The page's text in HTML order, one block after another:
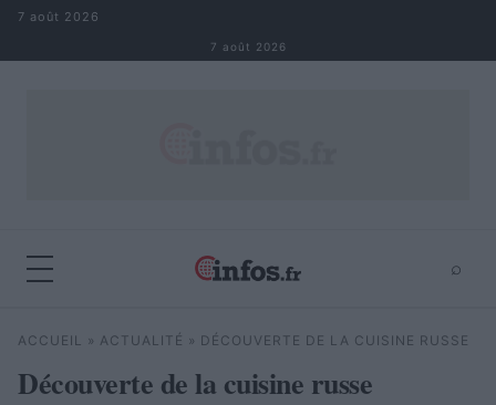
Aller au contenu
7 août 2026
7 août 2026
⌕
Rechercher ⌕ ×
ACCUEIL » ACTUALITÉ » DÉCOUVERTE DE LA CUISINE RUSSE
Découverte de la cuisine russe